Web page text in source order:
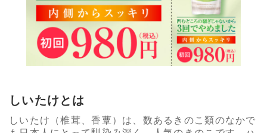
しいたけとは
しいたけ（椎茸、香蕈）は、数あるきのこ類のなかで